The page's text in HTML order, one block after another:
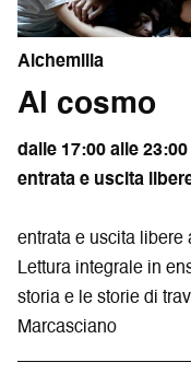
Alchemilla
Al cosmo
dalle 17:00 alle 23:00
entrata e uscita
entrata e uscita libere
Lettura integrale in
storia e le storie di
Marcasciano